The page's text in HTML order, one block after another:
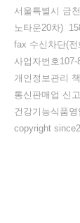
서울특별시 금
노타운20차)
fax 수신차단(
사업자번호107-
개인정보관리
통신판매업 신
건강기능식품
copyright